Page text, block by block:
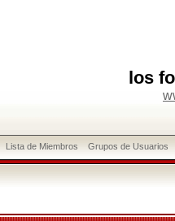
los
Lista de Miembros Grupos de Usuarios